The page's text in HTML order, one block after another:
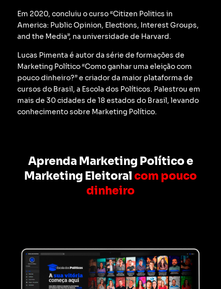
Em 2020, concluiu o curso “Citizen Politics in
America: Public Opinion, Elections, Interest Groups,
and the Media”, na universidade de Harvard.
Lucas Pimenta é autor da série de formações de
Marketing Político “Como ganhar uma eleição com
pouco dinheiro?” e criador da maior plataforma de
cursos do Brasil, a Escola dos Políticos. Palestrou em
mais de 30 cidades de 18 estados do Brasil, levando
conhecimento sobre Marketing Político.
Aprenda Marketing Político e
Marketing Eleitoralcom pouco
dinheiro